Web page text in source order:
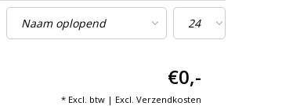
€0,-
* Excl. btw | Excl. Verzendkosten